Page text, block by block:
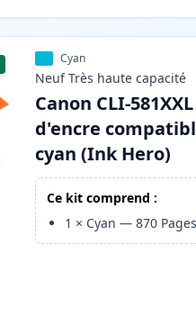
Cyan
Neuf Très haute capacité
Canon CLI-
d'encre
cyan (Ink Hero)
Ce kit comprend :
1 × Cyan —870 Pages